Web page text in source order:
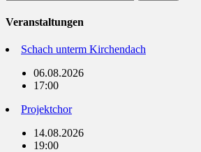
nach:
Veranstaltungen
Schach unterm Kirchendach
06.08.2026
17:00
Projektchor
14.08.2026
19:00